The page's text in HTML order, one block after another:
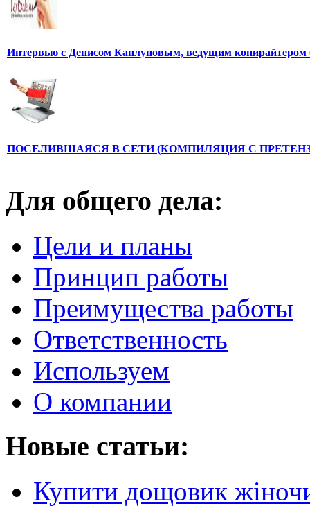
Интервью с Денисом Каплуновым, ведущим копирайтером
ПОСЕЛИВШАЯСЯ В СЕТИ (КОМПИЛЯЦИЯ С
Для общего дела:
Цели и планы
Принцип работы
Преимущества работы
Ответственность
Используем
О компании
Новые статьи:
Купити дощовик